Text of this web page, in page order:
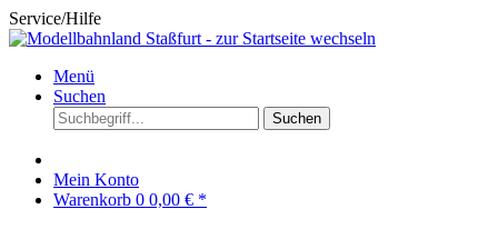
Service/Hilfe
Menü
Suchen
Suchen
Mein Konto
Warenkorb 0 0,00 € *